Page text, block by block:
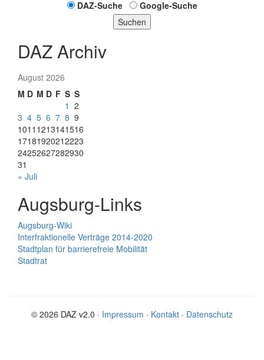
DAZ-Suche
Google-Suche
Suchen
DAZ Archiv
August 2026
M D M D F S S
1 2
3 4 5 6 7 8 9
1011 1213141516
17181920212223
24252627282930
31
« Juli
Augsburg-Links
Augsburg-Wiki
Interfraktionelle Verträge 2014-2020
Stadtplan für barrierefreie Mobilität
Stadtrat
© 2026 DAZ v2.0 · Impressum · Kontakt · Datenschutz